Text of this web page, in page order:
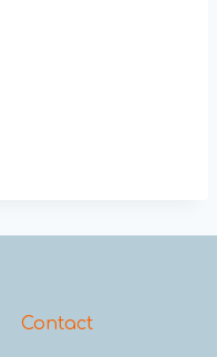
Contact